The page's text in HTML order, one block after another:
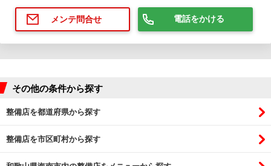
メンテ問合せ 電話をかける
その他の条件から探す
整備店を都道府県から探す
整備店を市区町村から探す